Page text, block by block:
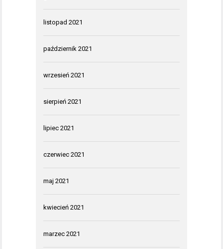
listopad 2021
październik 2021
wrzesień 2021
sierpień 2021
lipiec 2021
czerwiec 2021
maj 2021
kwiecień 2021
marzec 2021